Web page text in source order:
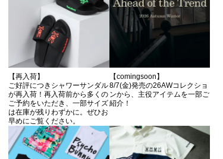
【再入荷】
ご好評につきシャワーサンダル
が再入荷！再入荷前から多くの
ご予約をいただき、一部サイズ
は在庫が残りわずかに。ぜひお
早めにご覧ください。
【comingsoon】
8/7(金)発売の26AWコレクショ
ンから、主役アイテムを一部ご
紹介！